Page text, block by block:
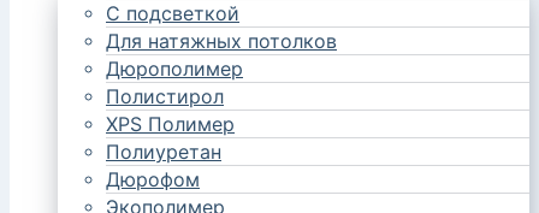
С подсветкой
Для натяжных потолков
Дюрополимер
Полистирол
XPS Полимер
Полиуретан
Дюрофом
Экополимер